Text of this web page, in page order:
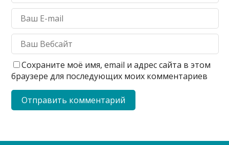
Сохраните моё имя, email и адрес сайта в этом
браузере для последующих моих комментариев